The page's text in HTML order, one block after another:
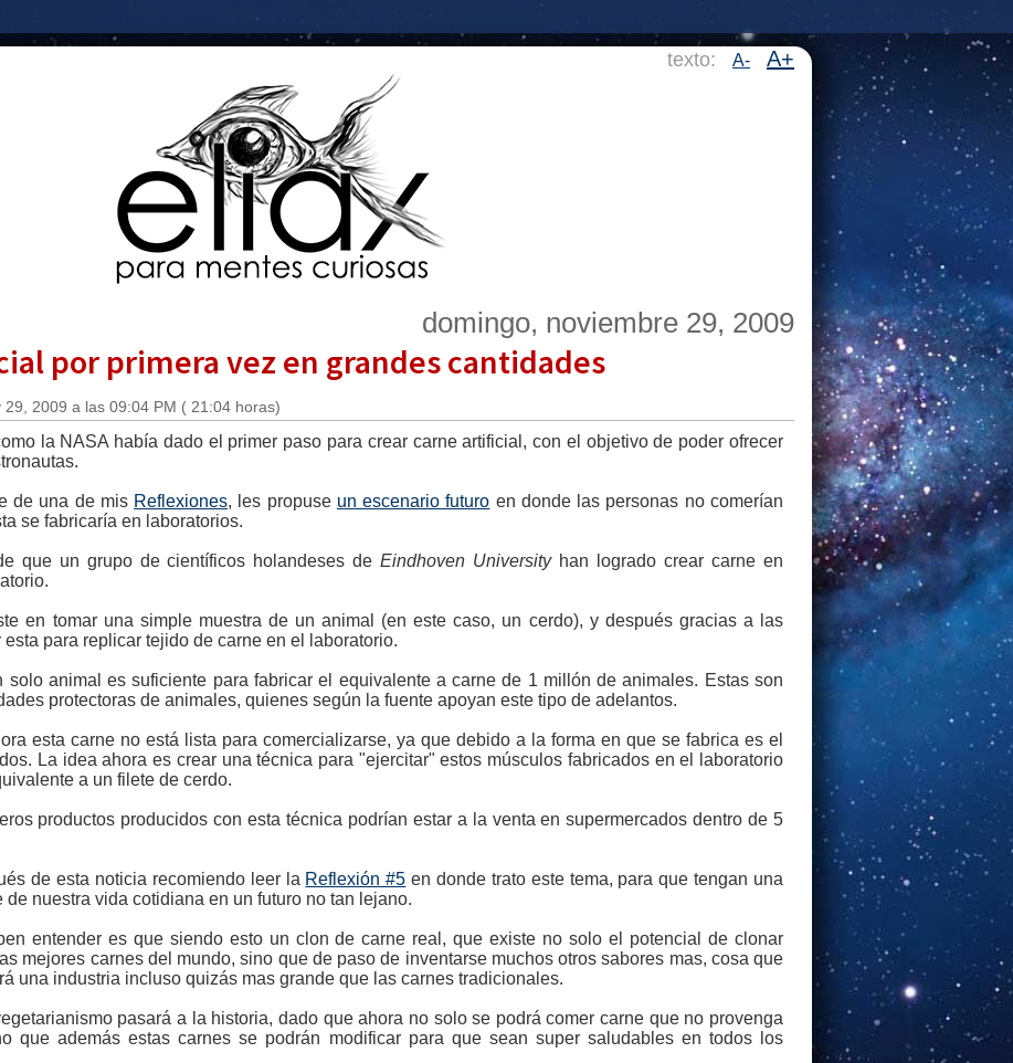
texto: A- A+
domingo, noviembre 29, 2009
por primera vez en grandes cantidades
29, 2009 a las 09:04 PM ( 21:04 horas)
la NASA había dado el primer paso para crear carne artificial, con el objetivo de poder ofrecer
de una de mis Reflexiones, les propuse un escenario futuro en donde las personas no comerían
se fabricaría en laboratorios.
que un grupo de científicos holandeses deEindhoven Universityhan logrado crear carne en
en tomar una simple muestra de un animal (en este caso, un cerdo), y después gracias a las
para replicar tejido de carne en el laboratorio.
animal es suficiente para fabricar el equivalente a carne de 1 millón de animales. Estas son
protectoras de animales, quienes según la fuente apoyan este tipo de adelantos.
esta carne no está lista para comercializarse, ya que debido a la forma en que se fabrica es el
La idea ahora es crear una técnica para "ejercitar" estos músculos fabricados en el laboratorio
a un filete de cerdo.
productos producidos con esta técnica podrían estar a la venta en supermercados dentro de 5
de esta noticia recomiendo leer la Reflexión #5 en donde trato este tema, para que tengan una
de nuestra vida cotidiana en un futuro no tan lejano.
entender es que siendo esto un clon de carne real, que existe no solo el potencial de clonar
mejores carnes del mundo, sino que de paso de inventarse muchos otros sabores mas, cosa que
una industria incluso quizás mas grande que las carnes tradicionales.
pasará a la historia, dado que ahora no solo se podrá comer carne que no provenga
que además estas carnes se podrán modificar para que sean super saludables en todos los